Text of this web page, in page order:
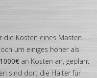
die Kosten eines Masten
um einiges höher als
an Kosten an, geplant
sind dort die Halter für